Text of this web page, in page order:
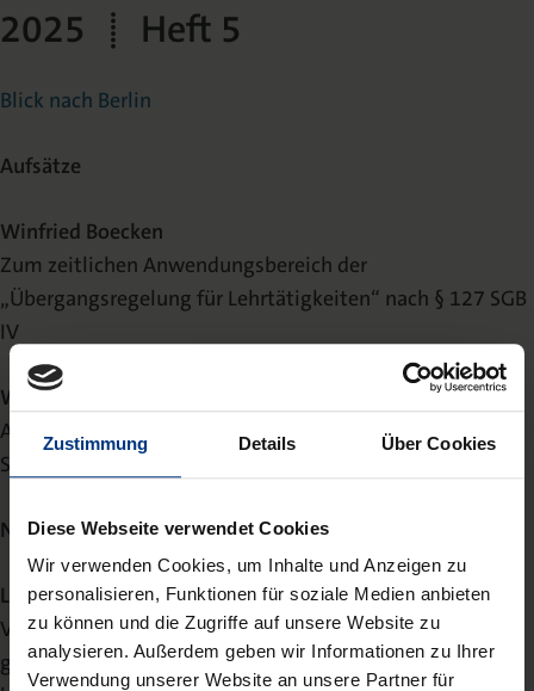
Zustimmung Details Über Cookies
Diese Webseite verwendet Cookies
Wir verwenden Cookies, um Inhalte und Anzeigen zu
personalisieren, Funktionen für soziale Medien anbieten
zu können und die Zugriffe auf unsere Website zu
analysieren. Außerdem geben wir Informationen zu Ihrer
Verwendung unserer Website an unsere Partner für
2025 | Heft 5
Blick nach Berlin
Aufsätze
Winfried Boecken
Zum zeitlichen Anwendungsbereich der
„Übergangsregelung für Lehrtätigkeiten“ nach § 127 SGB
IV
Wolfgang Eicher
Auskunftsansprüche der Träger gegen Angehörige bei
Sozial- und Eingliederungshilfe
Netzwerk
Lars Brettschneider
VwGO: Wichtige Besonderheiten des VwGO-Verfahrens
gegenüber dem SGGVerfahren, welche der Sozialrechtler